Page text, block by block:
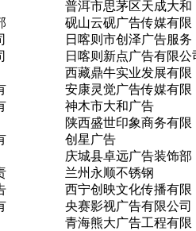
普洱市思茅区天成大和
砚山云砚广告传媒有限
日喀则市创泽广告服务
日喀则新点广告有限公
西藏鼎牛实业发展有限
安康灵觉广告传媒有限
神木市大和广告
陕西盛世印象商务有限
创星广告
庆城县卓远广告装饰部
兰州永顺不锈钢
西宁创映文化传播有限
央赛影视广告有限公司
青海熊大广告工程有限